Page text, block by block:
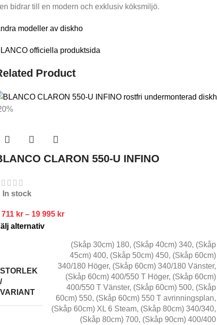
bidrar till en modern och exklusiv köksmiljö.
modeller av diskho
officiella produktsida
Product
CLARON 550-U INFINO
In stock
711 kr – 19 995 kr
alternativ
STORLEK
/
VARIANT
(Skåp 30cm) 180, (Skåp 40cm) 340, (Skåp
45cm) 400, (Skåp 50cm) 450, (Skåp 60cm)
340/180 Höger, (Skåp 60cm) 340/180 Vänster,
(Skåp 60cm) 400/550 T Höger, (Skåp 60cm)
400/550 T Vänster, (Skåp 60cm) 500, (Skåp
60cm) 550, (Skåp 60cm) 550 T avrinningsplan,
(Skåp 60cm) XL 6 Steam, (Skåp 80cm) 340/340,
(Skåp 80cm) 700, (Skåp 90cm) 400/400